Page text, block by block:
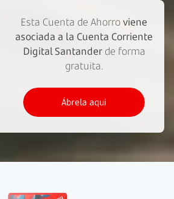
Esta Cuenta de Ahorroviene
asociada a la Cuenta Corriente
Digital Santanderde forma
gratuita.
Ábrela aquí